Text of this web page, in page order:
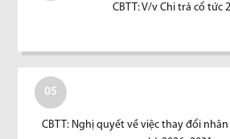
CBTT: V/v Chi trả cổ tức
05
CBTT: Nghị quyết về việc thay đổi